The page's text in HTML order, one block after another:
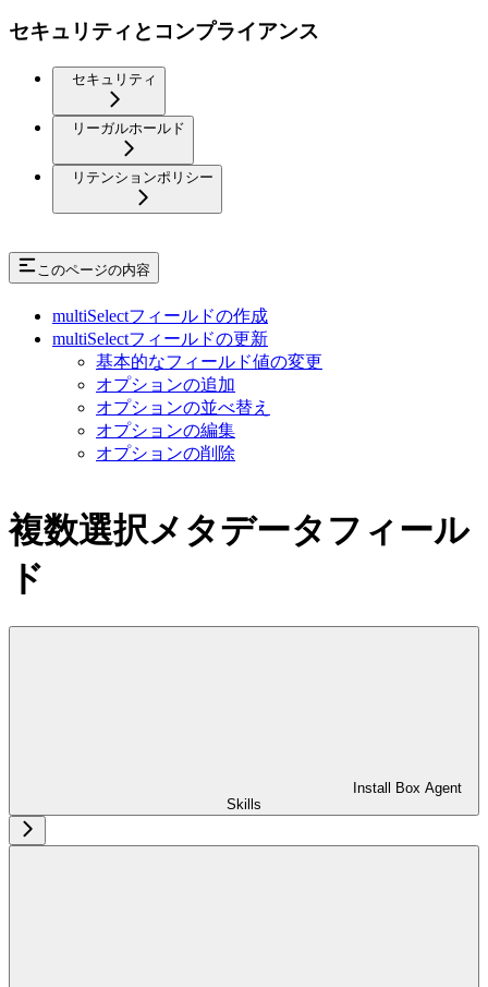
セキュリティとコンプライアンス
セキュリティ
リーガルホールド
リテンションポリシー
このページの内容
multiSelectフィールドの作成
multiSelectフィールドの更新
基本的なフィールド値の変更
オプションの追加
オプションの並べ替え
オプションの編集
オプションの削除
複数選択メタデータフィール
ド
Install Box Agent
Skills